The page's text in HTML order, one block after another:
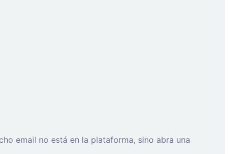
email no está en la plataforma, sino abra una